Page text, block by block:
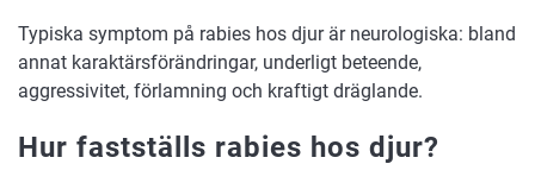
Typiska symptom på rabies hos djur är neurologiska: bland
annat karaktärsförändringar, underligt beteende,
aggressivitet, förlamning och kraftigt dräglande.
Hur fastställs rabies hos djur?